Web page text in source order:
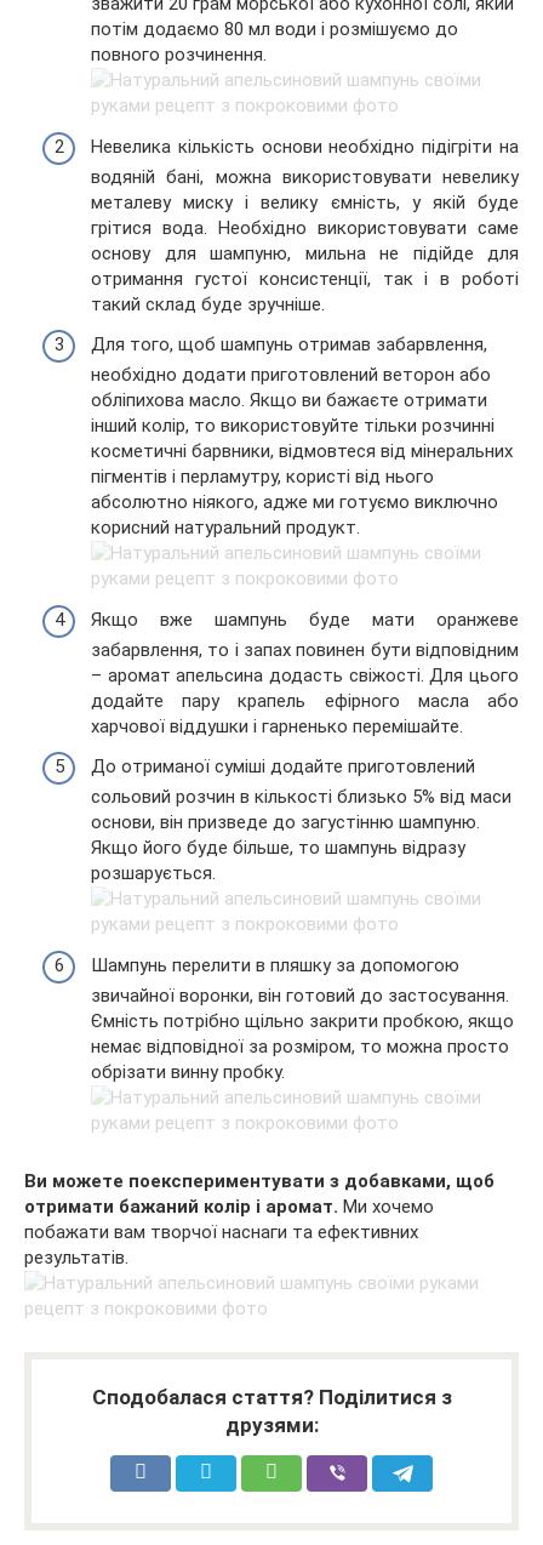
потім додаємо 80 мл води і розмішуємо до
повного розчинення.
Невелика кількість основи необхідно підігріти на
водяній бані, можна використовувати невелику
металеву миску і велику ємність, у якій буде
грітися вода. Необхідно використовувати саме
основу для шампуню, мильна не підійде для
отримання густої консистенції, так і в роботі
такий склад буде зручніше.
Для того, щоб шампунь отримав забарвлення,
необхідно додати приготовлений веторон або
обліпихова масло. Якщо ви бажаєте отримати
інший колір, то використовуйте тільки розчинні
косметичні барвники, відмовтеся від мінеральних
пігментів і перламутру, користі від нього
абсолютно ніякого, адже ми готуємо виключно
корисний натуральний продукт.
Якщо вже шампунь буде мати оранжеве
забарвлення, то і запах повинен бути відповідним
– аромат апельсина додасть свіжості. Для цього
додайте пару крапель ефірного масла або
харчової віддушки і гарненько перемішайте.
До отриманої суміші додайте приготовлений
сольовий розчин в кількості близько 5% від маси
основи, він призведе до загустінню шампуню.
Якщо його буде більше, то шампунь відразу
розшарується.
Шампунь перелити в пляшку за допомогою
звичайної воронки, він готовий до застосування.
Ємність потрібно щільно закрити пробкою, якщо
немає відповідної за розміром, то можна просто
обрізати винну пробку.
Ви можете поекспериментувати з добавками, щоб
отримати бажаний колір і аромат. Ми хочемо
побажати вам творчої наснаги та ефективних
результатів.
Сподобалася стаття? Поділитися з
друзями: